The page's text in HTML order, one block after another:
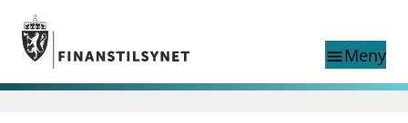
Gå til hovedinnhold
Gå til søkesiden
menuMeny